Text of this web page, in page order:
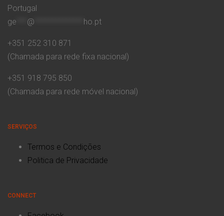
Portugal
ge
@ ho.pt
+351 252 310 871
(Chamada para rede fixa nacional)
+351 918 795 850
(Chamada para rede móvel nacional)
SERVIÇOS
Termos e Condições
Politica de Privacidade
CONNECT